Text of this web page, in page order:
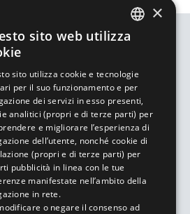
×
sito web utilizza
sito utilizza cookie e tecnologie
per il suo funzionamento e per
dei servizi in esso presenti,
analitici (propri e di terze parti) per
e migliorare l’esperienza di
dell’utente, nonché cookie di
(propri e di terze parti) per
pubblicità in linea con le tue
manifestate nell’ambito della
in rete.
o negare il consenso ad